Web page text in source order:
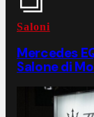
Saloni
Mercedes
Salone di